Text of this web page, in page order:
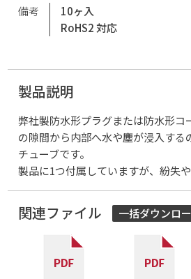
備考
10ヶ入
RoHS2 対応
製品説明
弊社製防水形プラグまたは防水形コ
の隙間から内部へ水や塵が浸入す
チューブです。
製品に1つ付属していますが、紛失
関連ファイル 一括ダウンロ